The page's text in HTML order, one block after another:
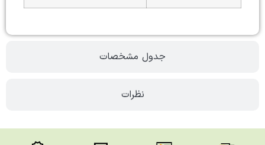
جدول مشخصات
نظرات